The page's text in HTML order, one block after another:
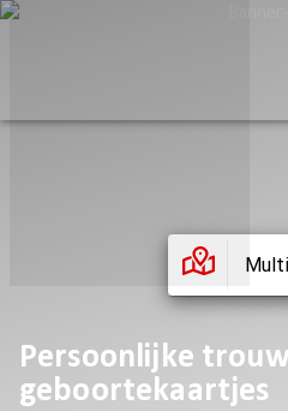
Persoonlijke
geboortekaartjes